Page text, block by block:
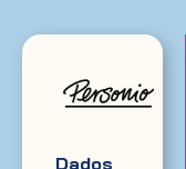
Dados